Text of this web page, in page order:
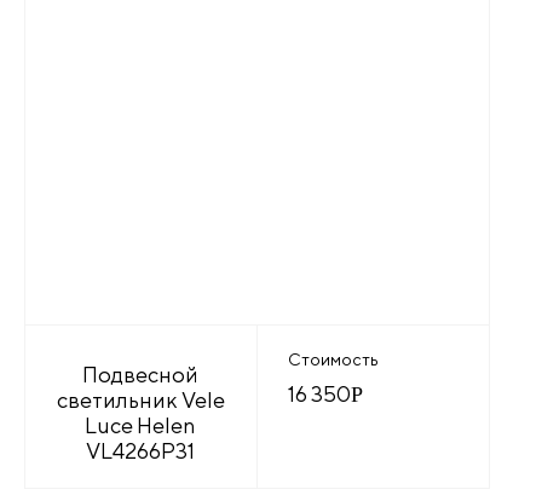
Подвесной
светильник Vele
Luce Helen
VL4266P31
Стоимость
16 350Р